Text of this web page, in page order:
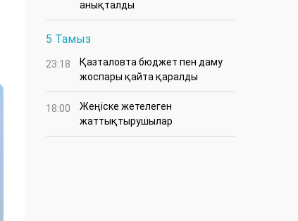
анықталды
5 Тамыз
23:18
Қазталовта бюджет пен даму
жоспары қайта қаралды
18:00
Жеңіске жетелеген
жаттықтырушылар